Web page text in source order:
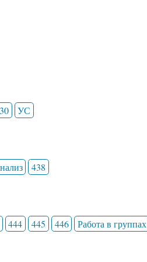
УС
438
444 445 446 Работа в группах